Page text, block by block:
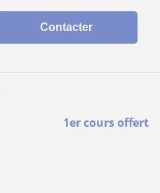
Contacter
1er cours offert